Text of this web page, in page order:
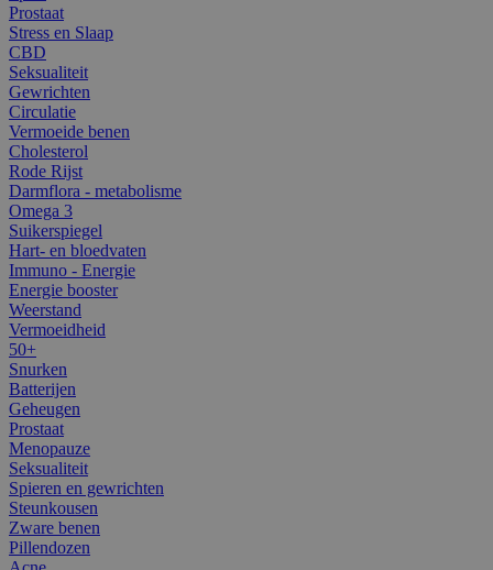
Prostaat
Stress en Slaap
CBD
Seksualiteit
Gewrichten
Circulatie
Vermoeide benen
Cholesterol
Rode Rijst
Darmflora - metabolisme
Omega 3
Suikerspiegel
Hart- en bloedvaten
Immuno - Energie
Energie booster
Weerstand
Vermoeidheid
50+
Snurken
Batterijen
Geheugen
Prostaat
Menopauze
Seksualiteit
Spieren en gewrichten
Steunkousen
Zware benen
Pillendozen